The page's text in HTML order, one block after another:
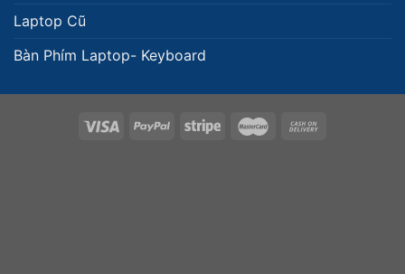
Laptop Cũ
Bàn Phím Laptop- Keyboard